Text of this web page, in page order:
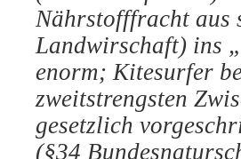
Nährstofffracht aus
Landwirschaft) ins
enorm; Kitesurfer
zweitstrengsten
gesetzlich
(§34